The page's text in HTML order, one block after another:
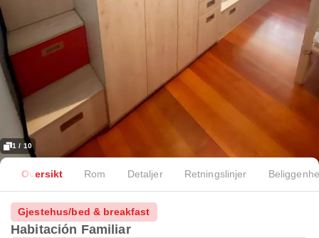
1 / 10
Oversikt Rom Detaljer Retningslinjer
Gjestehus/bed & breakfast
Habitación Familiar